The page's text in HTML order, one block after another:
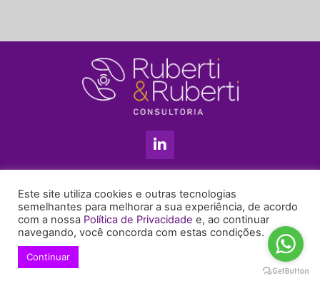
L
i
n
e
d
i
n
+55 11 99655-6439
enyruberti@ruberticonsultoria.com.br
Este site utiliza cookies e outras tecnologias
semelhantes para melhorar a sua experiência, de acordo
com a nossa Política de Privacidade e, ao continuar
navegando, você concorda com estas condições.
Continuar